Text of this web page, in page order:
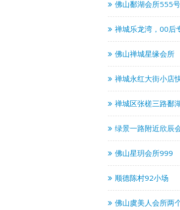
佛山鄱湖会所555
禅城乐龙湾，00后
佛山禅城星缘会所
禅城永红大街小店
禅城区张槎三路鄱
绿景一路附近欣辰
佛山星玥会所999
顺德陈村92小场
佛山虞美人会所两